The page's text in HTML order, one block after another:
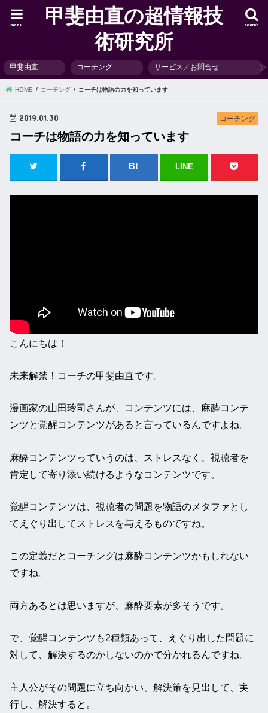
甲斐由直の超情報技
術研究所
search
menu
甲斐由直 コーチング サービス／お問合せ
HOME コーチング コーチは物語の力を知っています
コーチング
2019.01.30
コーチは物語の力を知っています
LINE
こんにちは！
未来解禁！コーチの甲斐由直です。
漫画家の山田玲司さんが、コンテンツには、麻酔コンテ
ンツと覚醒コンテンツがあると言っているんですよね。
麻酔コンテンツっていうのは、ストレスなく、視聴者を
肯定して寄り添い続けるようなコンテンツです。
覚醒コンテンツは、視聴者の問題を物語のメタファとし
てえぐり出してストレスを与えるものですね。
この定義だとコーチングは麻酔コンテンツかもしれない
ですね。
両方あるとは思いますが、麻酔要素が多そうです。
で、覚醒コンテンツも2種類あって、えぐり出した問題に
対して、解決するのかしないのかで分かれるんですね。
主人公がその問題に立ち向かい、解決策を見出して、実
行し、解決すると。